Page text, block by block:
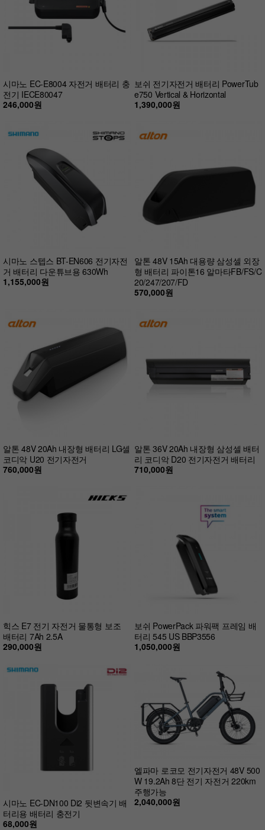
시마노 EC-E8004 자전거 배터리 충
전기 IECE80047
246,000원
보쉬 전기자전거 배터리 PowerTub
e750 Vertical & Horizontal
1,390,000원
시마노 스텝스 BT-EN606 전기자전
거 배터리 다운튜브용 630Wh
1,155,000원
알톤 48V 15Ah 대용량 삼성셀 외장
형 배터리 파이톤16 알마타FB/FS/C
20/247/207/FD
570,000원
알톤 48V 20Ah 내장형 배터리 LG셀
코디악 U20 전기자전거
760,000원
알톤 36V 20Ah 내장형 삼성셀 배터
리 코디악 D20 전기자전거 배터리
710,000원
힉스 E7 전기 자전거 물통형 보조
배터리 7Ah 2.5A
290,000원
보쉬 PowerPack 파워팩 프레임 배
터리 545 US BBP3556
1,050,000원
시마노 EC-DN100 Di2 뒷변속기 배
터리용 배터리 충전기
68,000원
엘파마 로코모 전기자전거 48V 500
W 19.2Ah 8단 전기 자전거 220km
주행가능
2,040,000원